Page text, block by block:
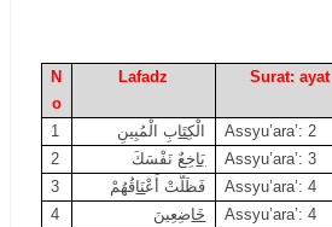
N
o
Lafadz Surat: ayat
1 الْكِتَابِ الْمُبِينِ Assyu’ara’: 2
2
بَاخِعٌ نَفْسَكَ Assyu’ara’: 3
3
فَظَلَّتْ أَعْنَاقُهُمْ Assyu’ara’: 4
4
خَاضِعِينَ Assyu’ara’: 4